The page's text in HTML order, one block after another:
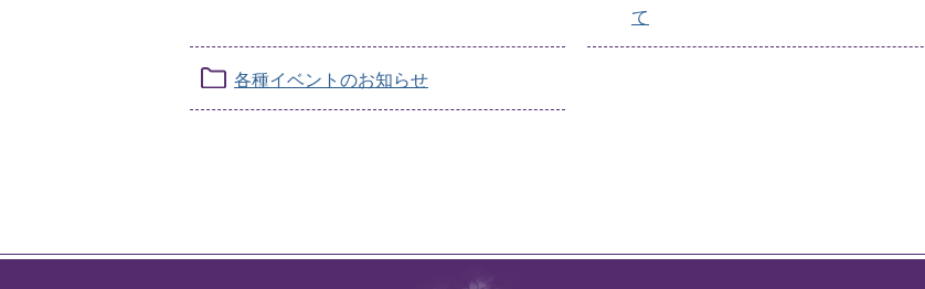
て
各種イベントのお知らせ